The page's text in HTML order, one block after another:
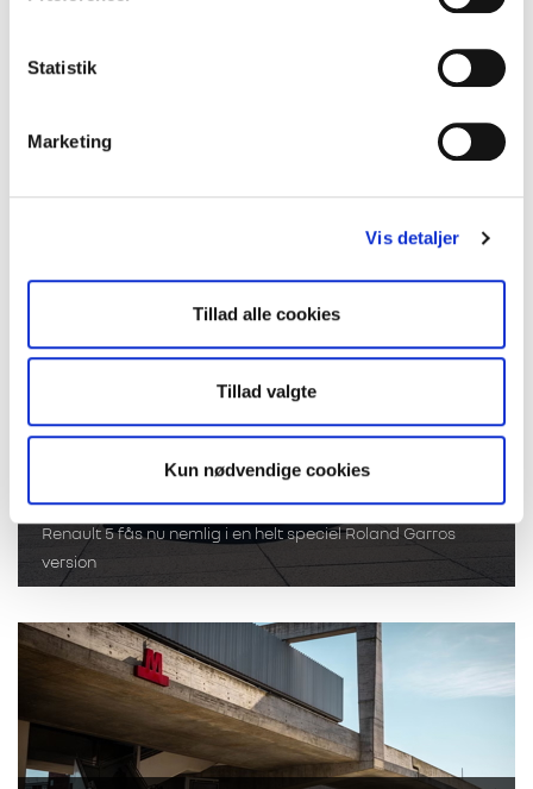
Statistik
Marketing
Vis detaljer
Tillad alle cookies
Tillad valgte
Kun nødvendige cookies
Renault 5 er en kæmpe succes i Danmark
Der er gået tennis i R5
Renault 5 fås nu nemlig i en helt speciel Roland Garros
version